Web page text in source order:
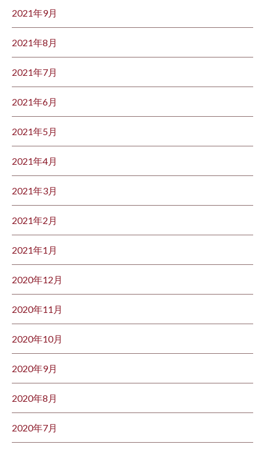
2021年9月
2021年8月
2021年7月
2021年6月
2021年5月
2021年4月
2021年3月
2021年2月
2021年1月
2020年12月
2020年11月
2020年10月
2020年9月
2020年8月
2020年7月